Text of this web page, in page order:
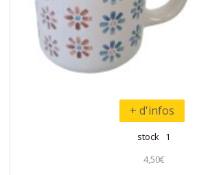
+ d'infos
stock 1
4,50€